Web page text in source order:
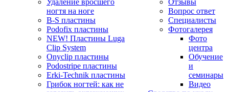
Удаление вросшего
ногтя на ноге
B-S пластины
Podofix пластины
NEW! Пластины Luga
Clip System
Onyclip пластины
Podostripe плаcтины
Erki-Technik пластины
Грибок ногтей: как не
Отзывы
Вопрос ответ
Специалисты
Фотогалерея
Фото
центра
Обучение
и
семинары
Видео